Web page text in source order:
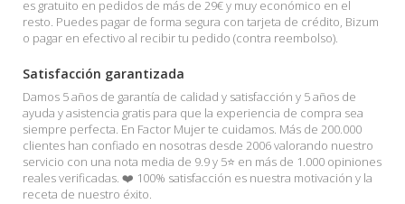
es gratuito en pedidos de más de 29€ y muy económico en el
resto. Puedes pagar de forma segura con tarjeta de crédito, Bizum
o pagar en efectivo al recibir tu pedido (contra reembolso).
Satisfacción garantizada
Damos 5 años de garantía de calidad y satisfacción y 5 años de
ayuda y asistencia gratis para que la experiencia de compra sea
siempre perfecta. En Factor Mujer te cuidamos. Más de 200.000
clientes han confiado en nosotras desde 2006 valorando nuestro
servicio con una nota media de 9.9 y 5⭐ en más de 1.000 opiniones
reales verificadas. ❤️ 100% satisfacción es nuestra motivación y la
receta de nuestro éxito.